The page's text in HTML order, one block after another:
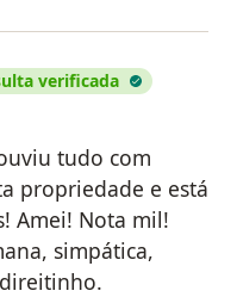
verificada
tudo com
propriedade e está
Amei! Nota mil!
simpática,